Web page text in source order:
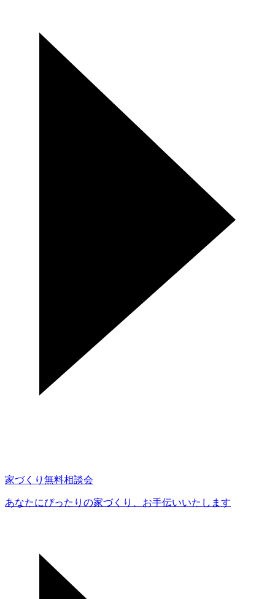
家づくり無料相談会
あなたにぴったりの家づくり、 お手伝いいたします